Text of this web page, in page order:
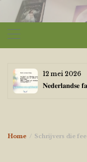
12 mei 2026
𝐍𝐞𝐝𝐞𝐫𝐥𝐚𝐧𝐝𝐬𝐞
Home Schrijvers die